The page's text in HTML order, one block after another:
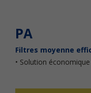
PA
Filtres moyenne
• Solution économique